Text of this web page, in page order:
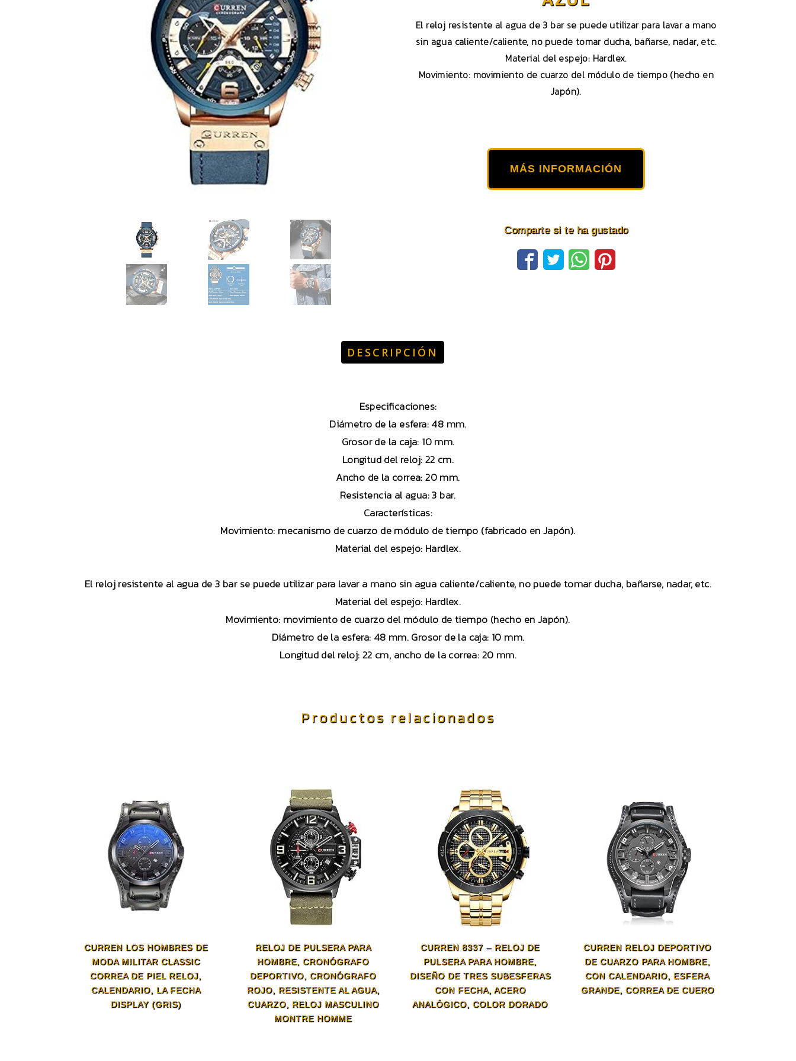
El reloj resistente al agua de 3 bar se puede utilizar para lavar a mano
sin agua caliente/caliente, no puede tomar ducha, bañarse, nadar, etc.
Material del espejo: Hardlex.
Movimiento: movimiento de cuarzo del módulo de tiempo (hecho en
Japón).
MÁS INFORMACIÓN
Comparte si te ha gustado
DESCRIPCIÓN
Especificaciones:
Diámetro de la esfera: 48 mm.
Grosor de la caja: 10 mm.
Longitud del reloj: 22 cm.
Ancho de la correa: 20 mm.
Resistencia al agua: 3 bar.
Características:
Movimiento: mecanismo de cuarzo de módulo de tiempo (fabricado en Japón).
Material del espejo: Hardlex.
El reloj resistente al agua de 3 bar se puede utilizar para lavar a mano sin agua caliente/caliente, no puede tomar ducha, bañarse, nadar, etc.
Material del espejo: Hardlex.
Movimiento: movimiento de cuarzo del módulo de tiempo (hecho en Japón).
Diámetro de la esfera: 48 mm. Grosor de la caja: 10 mm.
Longitud del reloj: 22 cm, ancho de la correa: 20 mm.
Productos relacionados
CURREN LOS HOMBRES DE
MODA MILITAR CLASSIC
CORREA DE PIEL RELOJ,
CALENDARIO, LA FECHA
DISPLAY (GRIS)
RELOJ DE PULSERA PARA
HOMBRE, CRONÓGRAFO
DEPORTIVO, CRONÓGRAFO
ROJO, RESISTENTE AL AGUA,
CUARZO, RELOJ MASCULINO
MONTRE HOMME
CURREN 8337 – RELOJ DE
PULSERA PARA HOMBRE,
DISEÑO DE TRES SUBESFERAS
CON FECHA, ACERO
ANALÓGICO, COLOR DORADO
CURREN RELOJ DEPORTIVO
DE CUARZO PARA HOMBRE,
CON CALENDARIO, ESFERA
GRANDE, CORREA DE CUERO